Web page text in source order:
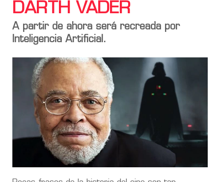
DARTH VADER
A partir de ahora será recreada por
Inteligencia Artificial.